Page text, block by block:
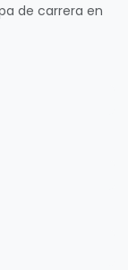
de carrera en